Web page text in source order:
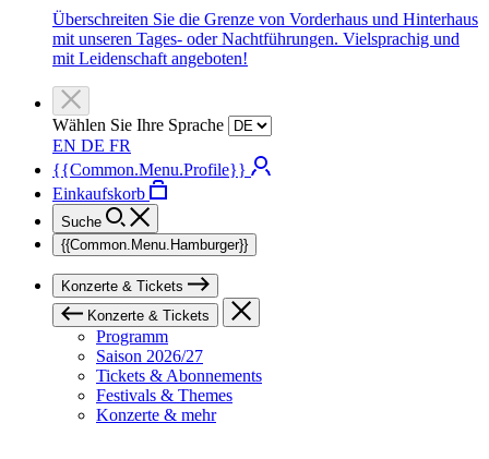
Überschreiten Sie die Grenze von Vorderhaus und Hinterhaus
mit unseren Tages- oder Nachtführungen. Vielsprachig und
mit Leidenschaft angeboten!
Wählen Sie Ihre Sprache
EN DE FR
{{Common.Menu.Profile}}
Einkaufskorb
Suche
{{Common.Menu.Hamburger}}
Konzerte & Tickets
Konzerte & Tickets
Programm
Saison 2026/27
Tickets & Abonnements
Festivals & Themes
Konzerte & mehr